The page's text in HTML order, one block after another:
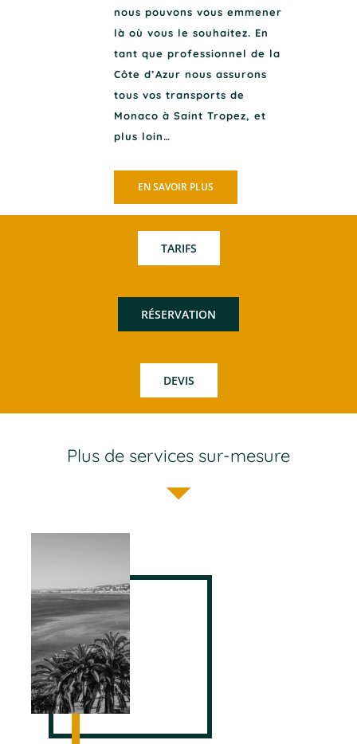
nous pouvons vous emmener
là où vous le souhaitez. En
tant que professionnel de la
Côte d’Azur nous assurons
tous vos transports de
Monaco à Saint Tropez, et
plus loin…
EN SAVOIR PLUS
TARIFS
RÉSERVATION
DEVIS
Plus de services sur-mesure